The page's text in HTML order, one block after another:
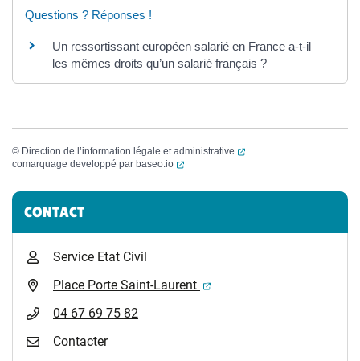
Questions ? Réponses !
Un ressortissant européen salarié en France a-t-il
les mêmes droits qu’un salarié français ?
© Direction de l’information légale et administrative
(ouverture dans un
comarquage developpé par baseo.io (ouverture dans un nouvel onglet)
Informations complémentaires
CONTACT
Service Etat Civil
Place Porte Saint-Laurent
(ouverture dans un
04 67 69 75 82
Contacter